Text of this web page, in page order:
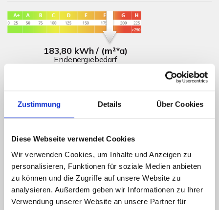
Zustimmung Details Über Cookies
Diese Webseite verwendet Cookies
Wir verwenden Cookies, um Inhalte und Anzeigen zu
personalisieren, Funktionen für soziale Medien anbieten
zu können und die Zugriffe auf unsere Website zu
analysieren. Außerdem geben wir Informationen zu Ihrer
Verwendung unserer Website an unsere Partner für
183,80 kWh / (m²*a)
Endenergiebedarf
Weitere Informationen
Wesentlicher Energieträger
Gas
Energieausweis Ausstelldatum
2019-08-09
Energieausweis gültig bis
08.08.2029
Energieausweis Jahrgang
ab dem 1.5.2014
Energieausweis Werteklasse
F